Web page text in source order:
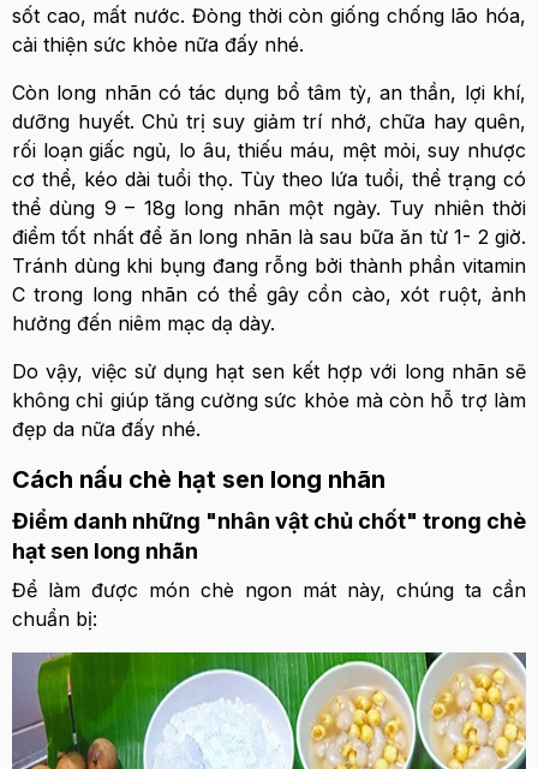
sốt cao, mất nước. Đòng thời còn giống chống lão hóa,
cải thiện sức khỏe nữa đấy nhé.
Còn long nhãn có tác dụng bổ tâm tỳ, an thần, lợi khí,
dưỡng huyết. Chủ trị suy giảm trí nhớ, chữa hay quên,
rối loạn giấc ngủ, lo âu, thiếu máu, mệt mỏi, suy nhược
cơ thể, kéo dài tuổi thọ. Tùy theo lứa tuổi, thể trạng có
thể dùng 9 – 18g long nhãn một ngày. Tuy nhiên thời
điểm tốt nhất để ăn long nhãn là sau bữa ăn từ 1- 2 giờ.
Tránh dùng khi bụng đang rỗng bởi thành phần vitamin
C trong long nhãn có thể gây cồn cào, xót ruột, ảnh
hưởng đến niêm mạc dạ dày.
Do vậy, việc sử dụng hạt sen kết hợp với long nhãn sẽ
không chỉ giúp tăng cường sức khỏe mà còn hỗ trợ làm
đẹp da nữa đấy nhé.
Cách nấu chè hạt sen long nhãn
Điểm danh những "nhân vật chủ chốt" trong chè
hạt sen long nhãn
Để làm được món chè ngon mát này, chúng ta cần
chuẩn bị: